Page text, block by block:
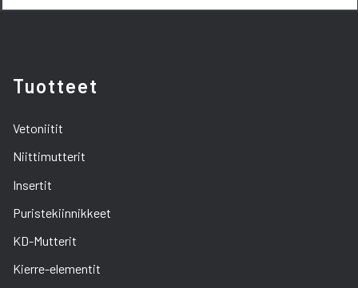
Tuotteet
Vetoniitit
Niittimutterit
Insertit
Puristekiinnikkeet
KD-Mutterit
Kierre-elementit